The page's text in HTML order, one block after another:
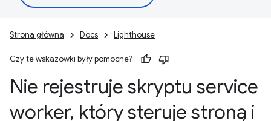
Strona główna Docs Lighthouse
Czy te wskazówki były pomocne?
Nie rejestruje skryptu service
worker, który steruje stroną i